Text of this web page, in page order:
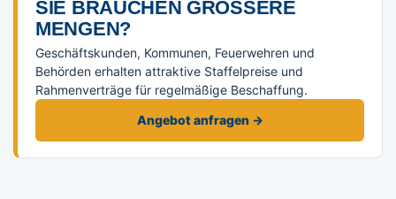
SIE BRAUCHEN GRÖSSERE M
ENGEN?
Geschäftskunden, Kommunen, Feuerwehren und
Behörden erhalten attraktive Staffelpreise und
Rahmenverträge für regelmäßige Beschaffung.
Angebot anfragen →